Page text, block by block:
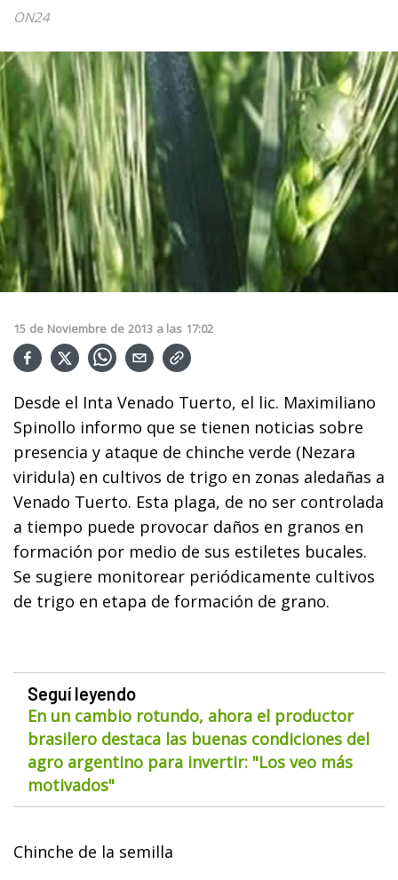
ON24
15 de Noviembre de 2013 a las 17:02
Desde el Inta Venado Tuerto, el lic. Maximiliano
Spinollo informo que se tienen noticias sobre
presencia y ataque de chinche verde (Nezara
viridula) en cultivos de trigo en zonas aledañas a
Venado Tuerto. Esta plaga, de no ser controlada
a tiempo puede provocar daños en granos en
formación por medio de sus estiletes bucales.
Se sugiere monitorear periódicamente cultivos
de trigo en etapa de formación de grano.
Seguí leyendo
En un cambio rotundo, ahora el productor
brasilero destaca las buenas condiciones del
agro argentino para invertir: "Los veo más
motivados"
Chinche de la semilla